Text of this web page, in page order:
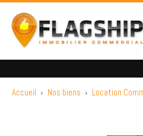
Accueil › Nos biens › Location